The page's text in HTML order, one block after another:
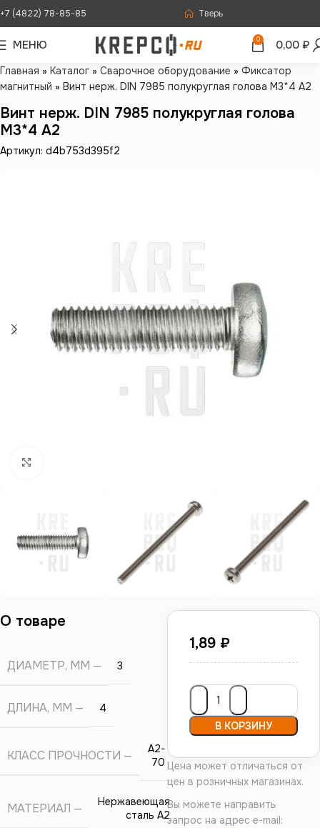
+7 (4822) 78-85-85 Тверь
МЕНЮ 0 0,00 ₽
Главная » Каталог » Сварочное оборудование » Фиксатор
магнитный » Винт нерж. DIN 7985 полукруглая голова М3*4 А2
Винт нерж. DIN 7985 полукруглая голова
М3*4 А2
Артикул: d4b753d395f2
1,89 ₽
В КОРЗИНУ
Цена может отличаться от
цен в розничных магазинах.
Вы можете направить
запрос на адрес e-mail:
О товаре
ДИАМЕТР, ММ 3
ДЛИНА, ММ 4
КЛАСС ПРОЧНОСТИ
А2-
70
МАТЕРИАЛ
Нержавеющая
сталь А2